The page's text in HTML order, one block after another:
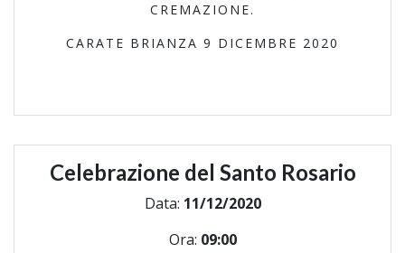
CREMAZIONE.
CARATE BRIANZA 9 DICEMBRE 2020
Celebrazione del Santo Rosario
Data: 11/12/2020
Ora: 09:00